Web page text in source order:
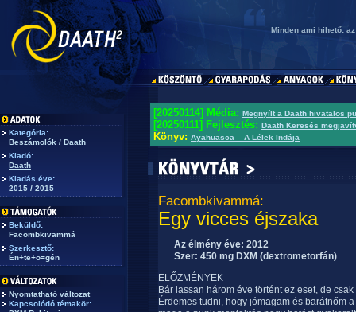
Minden ami hihető:
Kategória:
Beszámolók / Daath
Kiadó:
Daath
Kiadás éve:
2015 / 2015
Beküldő:
Facombkivammá
Szerkesztő:
Én+te+ö=gén
Nyomtatható változat
Kapcsolódó témakör:
[20250114] Média: Megnyílt a Daath hivatalos
[20250111] Fejlesztés: Daath Keresés
Könyv: Ayahuasca – A Lélek Indája
Facombkivammá:
Egy vicces éjszaka
Az élmény éve: 2012
Szer: 450 mg DXM (dextrometorfán)
ELŐZMÉNYEK
Bár lassan három éve történt ez eset, de
Érdemes tudni, hogy jómagam és barátnőm